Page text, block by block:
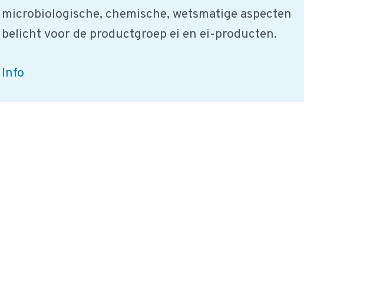
microbiologische, chemische, wetsmatige aspecten
belicht voor de productgroep ei en ei-producten.
Ei
producten
Info